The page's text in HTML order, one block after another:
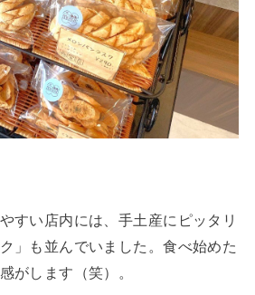
すい店内には、手土産にピッタリ
」も並んでいました。食べ始めた
がします（笑）。